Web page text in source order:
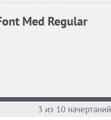
Med Regular
3 из 10 начертаний